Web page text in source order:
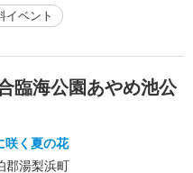
イベント
臨海公園あやめ池公
咲く夏の花
郡湯梨浜町